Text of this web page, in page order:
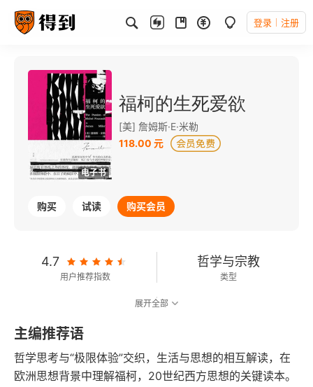
登录 注册
电子书
福柯的生死爱欲
[美] 詹姆斯·E·米勒
118.00 元
购买 试读 购买会员
4.7
用户推荐指数
哲学与宗教
类型
387千字
字数
2018-06-01
发行日期
展开全部
主编推荐语
哲学思考与“极限体验”交织，生活与思想的相互解读，在
欧洲思想背景中理解福柯，20世纪西方思想的关键读本。